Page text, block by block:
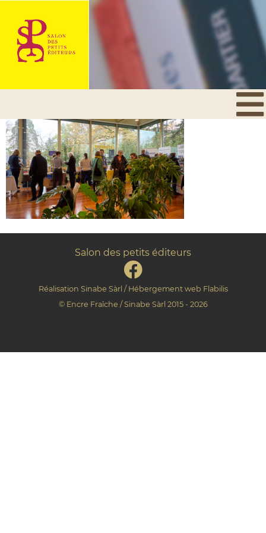
Salon des petits éditeurs
Réalisation Sinabe Sàrl / Hébergement web Flabilis
© Encre Fraîche / Sinabe Sàrl 2015 - 2026